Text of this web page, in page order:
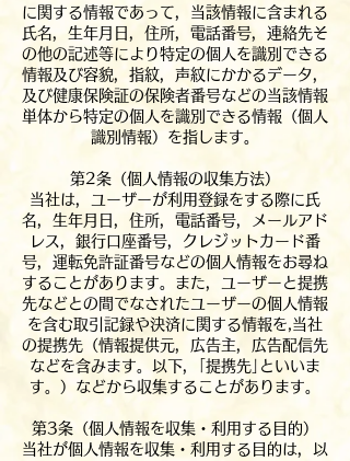
に関する情報であって，当該情報に含まれる
氏名，生年月日，住所，電話番号，連絡先そ
の他の記述等により特定の個人を識別できる
情報及び容貌，指紋，声紋にかかるデータ，
及び健康保険証の保険者番号などの当該情報
単体から特定の個人を識別できる情報（個人
識別情報）を指します。
第2条（個人情報の収集方法）
当社は，ユーザーが利用登録をする際に氏
名，生年月日，住所，電話番号，メールアド
レス，銀行口座番号，クレジットカード番
号，運転免許証番号などの個人情報をお尋ね
することがあります。また，ユーザーと提携
先などとの間でなされたユーザーの個人情報
を含む取引記録や決済に関する情報を,当社
の提携先（情報提供元，広告主，広告配信先
などを含みます。以下，｢提携先｣といいま
す。）などから収集することがあります。
第3条（個人情報を収集・利用する目的）
当社が個人情報を収集・利用する目的は，以